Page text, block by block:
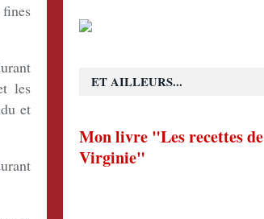
les
et
ET AILLEURS...
Mon livre "Les recettes de
Virginie"